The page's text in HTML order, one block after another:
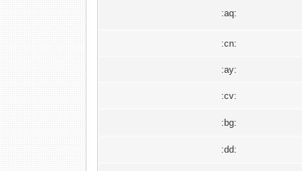
:aq:
:cn:
:ay:
:cv:
:bg:
:dd: